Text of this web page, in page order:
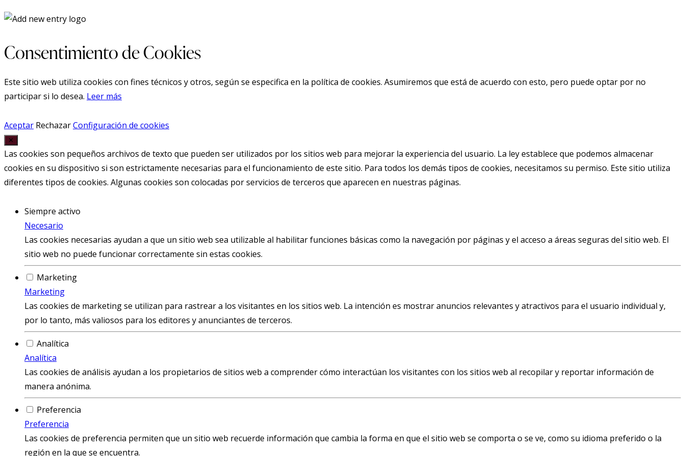
Consentimiento de Cookies
Este sitio web utiliza cookies con fines técnicos y otros, según se especifica en la política de cookies. Asumiremos que está de acuerdo con esto, pero puede optar por no
participar si lo desea. Leer más
Aceptar RechazarConfiguración de cookies
✕
Las cookies son pequeños archivos de texto que pueden ser utilizados por los sitios web para mejorar la experiencia del usuario. La ley establece que podemos almacenar
cookies en su dispositivo si son estrictamente necesarias para el funcionamiento de este sitio. Para todos los demás tipos de cookies, necesitamos su permiso. Este sitio utiliza
diferentes tipos de cookies. Algunas cookies son colocadas por servicios de terceros que aparecen en nuestras páginas.
Siempre activo
Necesario
Las cookies necesarias ayudan a que un sitio web sea utilizable al habilitar funciones básicas como la navegación por páginas y el acceso a áreas seguras del sitio web. El
sitio web no puede funcionar correctamente sin estas cookies.
Marketing
Marketing
Las cookies de marketing se utilizan para rastrear a los visitantes en los sitios web. La intención es mostrar anuncios relevantes y atractivos para el usuario individual y,
por lo tanto, más valiosos para los editores y anunciantes de terceros.
Analítica
Analítica
Las cookies de análisis ayudan a los propietarios de sitios web a comprender cómo interactúan los visitantes con los sitios web al recopilar y reportar información de
manera anónima.
Preferencia
Preferencia
Las cookies de preferencia permiten que un sitio web recuerde información que cambia la forma en que el sitio web se comporta o se ve, como su idioma preferido o la
región en la que se encuentra.